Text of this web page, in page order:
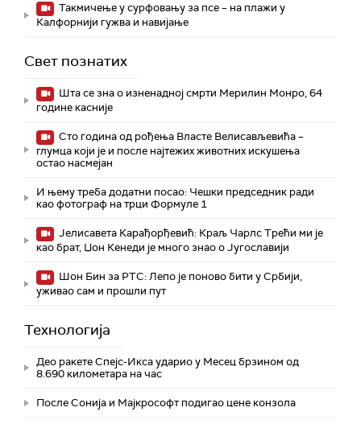
Такмичење у сурфовању за псе – на плажи у
Калфорнији гужва и навијање
Свет познатих
Шта се зна о изненадној смрти Мерилин Монро, 64
године касније
Сто година од рођења Власте Велисављевића –
глумца који је и после најтежих животних искушења
остао насмејан
И њему треба додатни посао: Чешки председник ради
као фотограф на трци Формуле 1
Јелисавета Карађорђевић: Краљ Чарлс Трећи ми је
као брат, Џон Кенеди је много знао о Југославији
Шон Бин за РТС: Лепо је поново бити у Србији,
уживао сам и прошли пут
Технологијa
Део ракете Спејс-Икса ударио у Месец брзином од
8.690 километара на час
После Сонија и Мајкрософт подигао цене конзола